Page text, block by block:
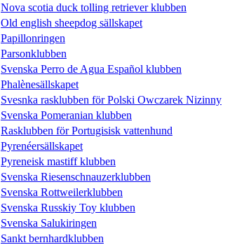
Nova scotia duck tolling retriever klubben
Old english sheepdog sällskapet
Papillonringen
Parsonklubben
Svenska Perro de Agua Español klubben
Phalènesällskapet
Svesnka rasklubben för Polski Owczarek Nizinny
Svenska Pomeranian klubben
Rasklubben för Portugisisk vattenhund
Pyrenéersällskapet
Pyreneisk mastiff klubben
Svenska Riesenschnauzerklubben
Svenska Rottweilerklubben
Svenska Russkiy Toy klubben
Svenska Salukiringen
Sankt bernhardklubben